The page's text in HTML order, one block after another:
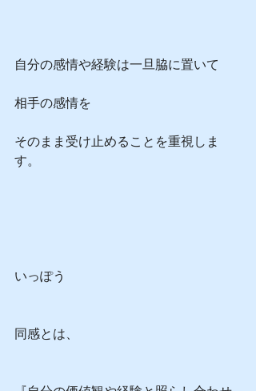
自分の感情や経験は一旦脇に置いて
相手の感情を
そのまま受け止めることを重視しま
す。﻿
いっぽう
同感とは、